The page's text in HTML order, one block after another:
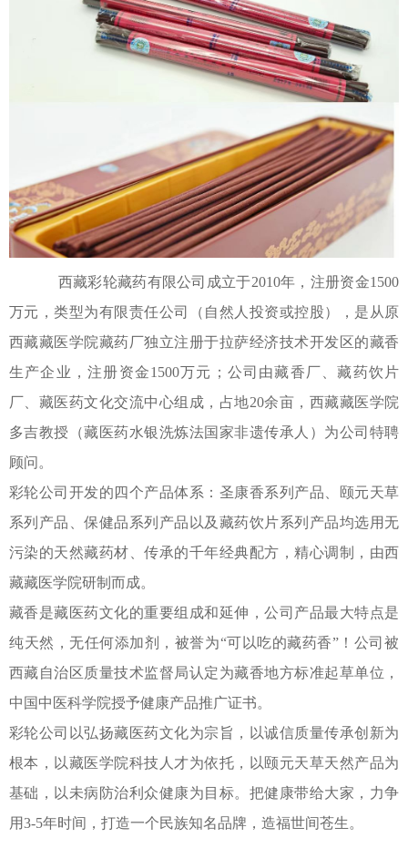
西藏彩轮藏药有限公司成立于2010年，注册资金1500
万元，类型为有限责任公司（自然人投资或控股），是从原
西藏藏医学院藏药厂独立注册于拉萨经济技术开发区的藏香
生产企业，注册资金1500万元；公司由藏香厂、藏药饮片
厂、藏医药文化交流中心组成，占地20余亩，西藏藏医学院
多吉教授（藏医药水银洗炼法国家非遗传承人）为公司特聘
顾问。
彩轮公司开发的四个产品体系：圣康香系列产品、颐元天草
系列产品、保健品系列产品以及藏药饮片系列产品均选用无
污染的天然藏药材、传承的千年经典配方，精心调制，由西
藏藏医学院研制而成。
藏香是藏医药文化的重要组成和延伸，公司产品最大特点是
纯天然，无任何添加剂，被誉为“可以吃的藏药香”！公司被
西藏自治区质量技术监督局认定为藏香地方标准起草单位，
中国中医科学院授予健康产品推广证书。
彩轮公司以弘扬藏医药文化为宗旨，以诚信质量传承创新为
根本，以藏医学院科技人才为依托，以颐元天草天然产品为
基础，以未病防治利众健康为目标。把健康带给大家，力争
用3-5年时间，打造一个民族知名品牌，造福世间苍生。